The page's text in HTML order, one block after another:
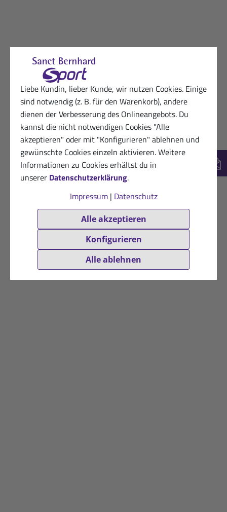
Liebe Kundin, lieber Kunde, wir nutzen Cookies. Einige
sind notwendig (z. B. für den Warenkorb), andere
dienen der Verbesserung des Onlineangebots. Du
kannst die nicht notwendigen Cookies "Alle
akzeptieren" oder mit "Konfigurieren" ablehnen und
gewünschte Cookies einzeln aktivieren. Weitere
Informationen zu Cookies erhältst du in
unserer Datenschutzerklärung.
Impressum| Datenschutz
Alle akzeptieren
Konfigurieren
Alle ablehnen